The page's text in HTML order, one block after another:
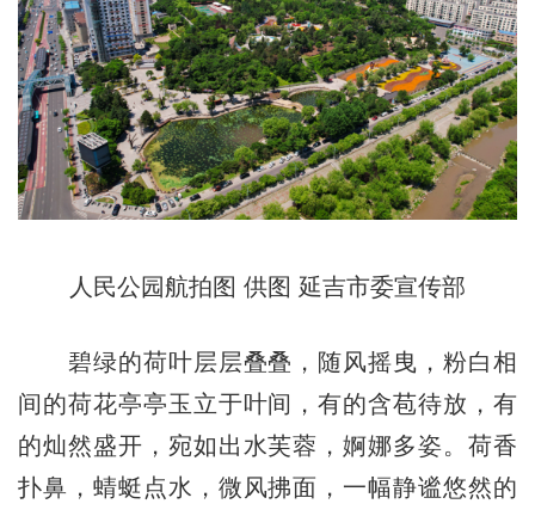
人民公园航拍图 供图 延吉市委宣传部
碧绿的荷叶层层叠叠，随风摇曳，粉白相
间的荷花亭亭玉立于叶间，有的含苞待放，有
的灿然盛开，宛如出水芙蓉，婀娜多姿。荷香
扑鼻，蜻蜓点水，微风拂面，一幅静谧悠然的